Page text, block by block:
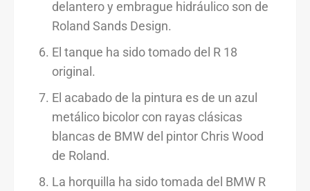
delantero y embrague hidráulico son de
Roland Sands Design.
El tanque ha sido tomado del R 18
original.
El acabado de la pintura es de un azul
metálico bicolor con rayas clásicas
blancas de BMW del pintor Chris Wood
de Roland.
La horquilla ha sido tomada del BMW R